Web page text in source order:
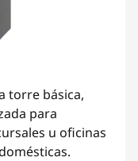
torre básica,
para
u oficinas